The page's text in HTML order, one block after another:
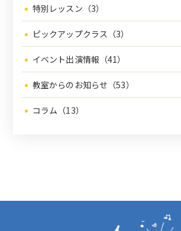
特別レッスン（3）
ピックアップクラス（3）
イベント出演情報（41）
教室からのお知らせ（53）
コラム（13）